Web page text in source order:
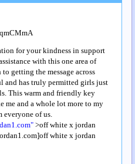
for your kindness in support
with this one area of
getting the message across
and has truly permitted girls just
This warm and friendly key
me and a whole lot more to my
everyone of us.
>off white x jordan
white x jordan